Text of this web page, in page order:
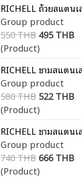
RICHELL ถ้วยสแต
Group product
550 THB 495 THB
(Product)
RICHELL ชามสแตน
Group product
580 THB 522 THB
(Product)
RICHELL ชามสแตน
Group product
740 THB 666 THB
(Product)